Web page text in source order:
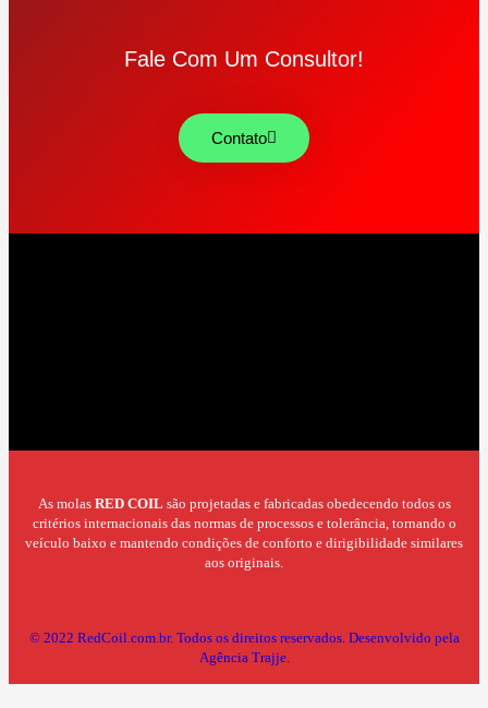
Fale Com Um Consultor!
Contato
As molas RED COIL são projetadas e fabricadas obedecendo todos os
critérios internacionais das normas de processos e tolerância, tornando o
veículo baixo e mantendo condições de conforto e dirigibilidade similares
aos originais.
© 2022 RedCoil.com.br. Todos os direitos reservados. Desenvolvido pela
Agência Trajje.